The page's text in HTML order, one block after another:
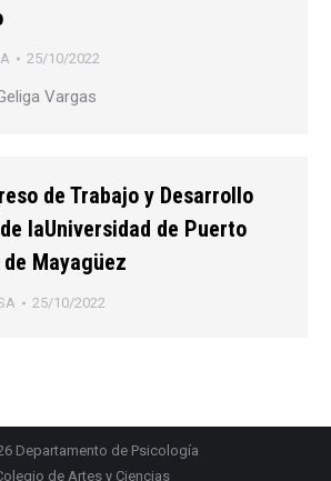
25/10/2022
Vargas
de Trabajo y Desarrollo
laUniversidad de Puerto
Mayagüez
25/10/2022
Departamento de Psicología
de Artes y Ciencias